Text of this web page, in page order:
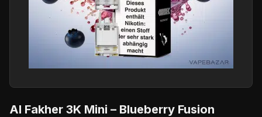
Al Fakher 3K Mini – Blueberry Fusion